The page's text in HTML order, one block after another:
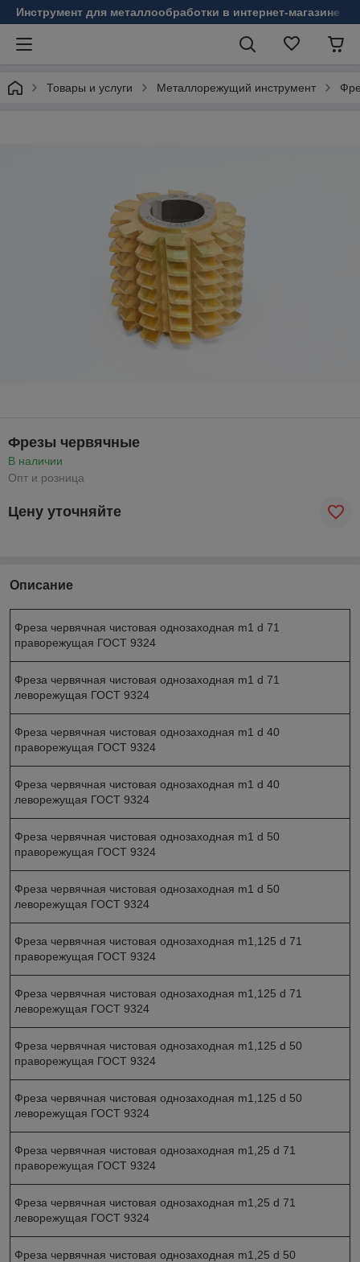
Инструмент для металлообработки в интернет-магазине
Товары и услуги Металлорежущий инструмент
Фрезы червячные
В наличии
Опт и розница
Цену уточняйте
Описание
Фреза червячная чистовая однозаходная m1 d 71
праворежущая ГОСТ 9324
Фреза червячная чистовая однозаходная m1 d 71
леворежущая ГОСТ 9324
Фреза червячная чистовая однозаходная m1 d 40
праворежущая ГОСТ 9324
Фреза червячная чистовая однозаходная m1 d 40
леворежущая ГОСТ 9324
Фреза червячная чистовая однозаходная m1 d 50
праворежущая ГОСТ 9324
Фреза червячная чистовая однозаходная m1 d 50
леворежущая ГОСТ 9324
Фреза червячная чистовая однозаходная m1,125 d 71
праворежущая ГОСТ 9324
Фреза червячная чистовая однозаходная m1,125 d 71
леворежущая ГОСТ 9324
Фреза червячная чистовая однозаходная m1,125 d 50
праворежущая ГОСТ 9324
Фреза червячная чистовая однозаходная m1,125 d 50
леворежущая ГОСТ 9324
Фреза червячная чистовая однозаходная m1,25 d 71
праворежущая ГОСТ 9324
Фреза червячная чистовая однозаходная m1,25 d 71
леворежущая ГОСТ 9324
Фреза червячная чистовая однозаходная m1,25 d 50